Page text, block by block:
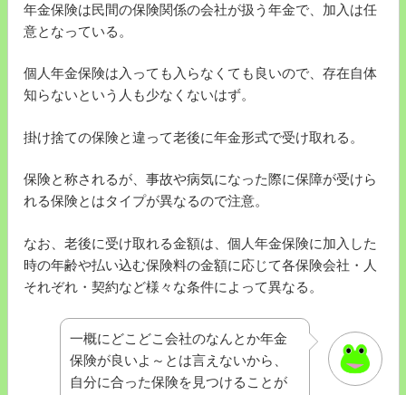
年金保険は民間の保険関係の会社が扱う年金で、加入は任
意となっている。
個人年金保険は入っても入らなくても良いので、存在自体
知らないという人も少なくないはず。
掛け捨ての保険と違って老後に年金形式で受け取れる。
保険と称されるが、事故や病気になった際に保障が受けら
れる保険とはタイプが異なるので注意。
なお、老後に受け取れる金額は、個人年金保険に加入した
時の年齢や払い込む保険料の金額に応じて各保険会社・人
それぞれ・契約など様々な条件によって異なる。
一概にどこどこ会社のなんとか年金
保険が良いよ～とは言えないから、
自分に合った保険を見つけることが